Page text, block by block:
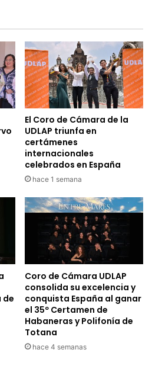
El Coro de Cámara de la
UDLAP triunfa en
certámenes
internacionales
celebrados en España
hace 1 semana
de
Coro de Cámara UDLAP
consolida su excelencia y
conquista España al ganar
el 35º Certamen de
Habaneras y Polifonía de
Totana
hace 4 semanas